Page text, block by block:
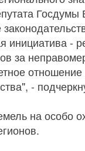
инициатива -
за
-
на особо